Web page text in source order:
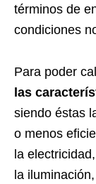
términos de
condiciones
Para poder
las
siendo éstas
o menos
la
la